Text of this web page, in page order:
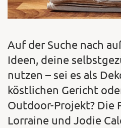
Auf der Suche nach
Ideen, deine
nutzen – sei es als
köstlichen Gericht
Outdoor-Projekt? Die
Lorraine und Jodie